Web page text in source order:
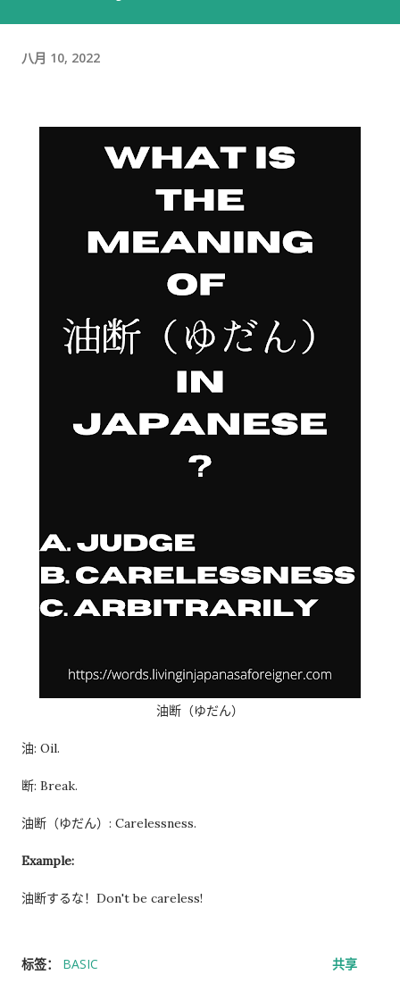
后便开始办理资料交接。 整个过程没有想象中的复杂，也没有长
给工作人员，返还手续就结束了。 实际上并不是。 工作人员告诉
的。 这一点如果第一次办理，很容易忽略。 领取新的入札仕様書
完成返还手续后，工作人员把新的入札仕様書交给了我。 就在这
过一次。 因此，我误以为之后领取新的入札仕様書时，就不需要
再携带了。 工作人员告诉我： 資格証明書并不是第一次提交之后
就一直有效，而是每次领取新的入札仕様書时，都需要再次出
示。 由于这是我第一次没有携带，对方这次没有追究，仍然让我
取新的入札仕様書，都必须携带資格証明書。 这也成为我以后必
须记住的一项固定流程。 整个过程其实没有想象中困难 在出发之
前，我最担心的是： 门口电话应该怎么说？ 敬语会不会说错？
经历之后才发现，这些担心其实没...
八月 10, 2022
油断（ゆだん）
油: Oil.
断: Break.
油断（ゆだん）: Carelessness.
Example:
油断するな！Don't be careless!
标签： BASIC 共享